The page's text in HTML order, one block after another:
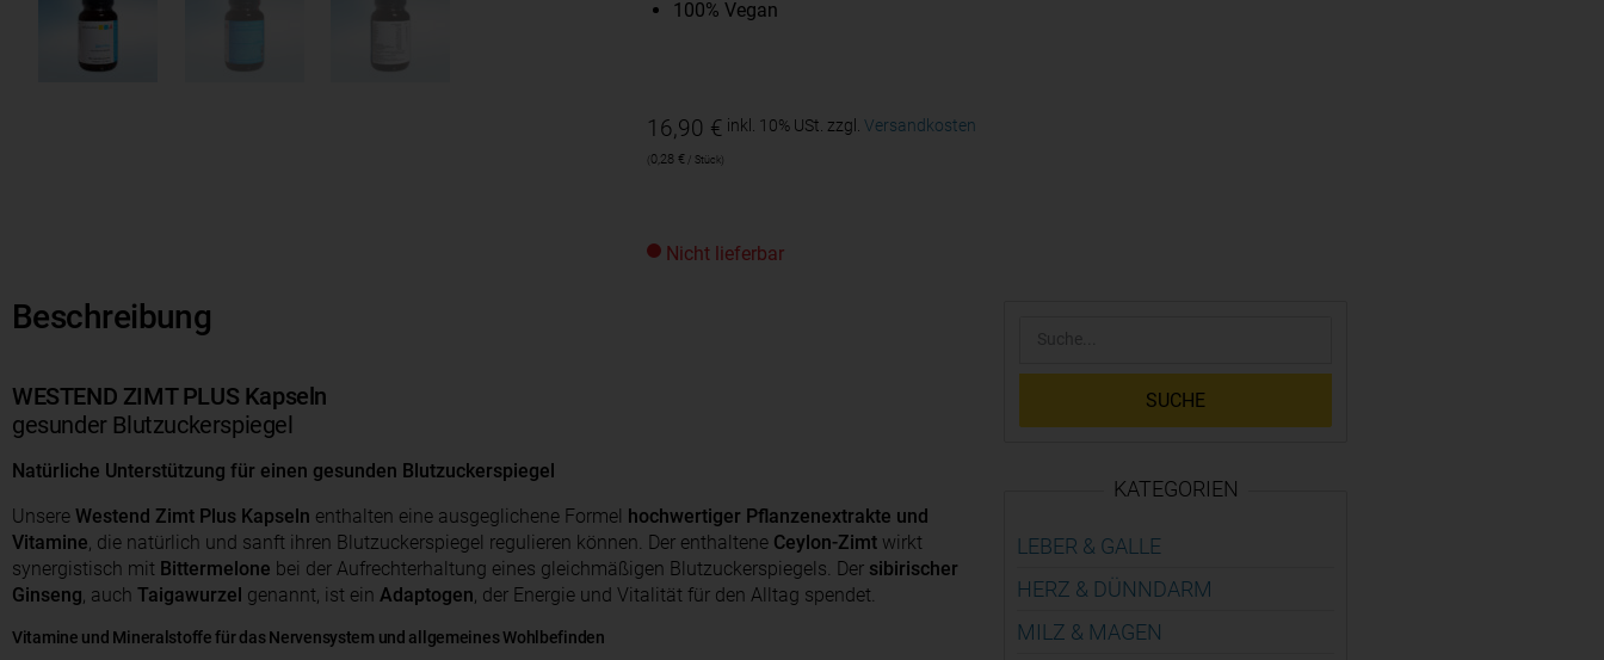
100% Vegan
16,90 € inkl. 10% USt. zzgl. Versandkosten
0,28 € / Stück
Nicht lieferbar
Beschreibung
WESTEND ZIMT PLUS Kapseln
gesunder Blutzuckerspiegel
Natürliche Unterstützung für einen gesunden Blutzuckerspiegel
Unsere Westend Zimt Plus Kapseln enthalten eine ausgeglichene Formel hochwertiger Pflanzenextrakte und
Vitamine , die natürlich und sanft ihren Blutzuckerspiegel regulieren können. Der enthaltene Ceylon-Zimt wirkt
synergistisch mit Bittermelone bei der Aufrechterhaltung eines gleichmäßigen Blutzuckerspiegels. Der sibirischer
Ginseng , auch Taigawurzel genannt, ist ein Adaptogen , der Energie und Vitalität für den Alltag spendet.
Vitamine und Mineralstoffe für das Nervensystem und allgemeines Wohlbefinden
SUCHE
KATEGORIEN
LEBER & GALLE
HERZ & DÜNN­DARM
MILZ & MAGEN